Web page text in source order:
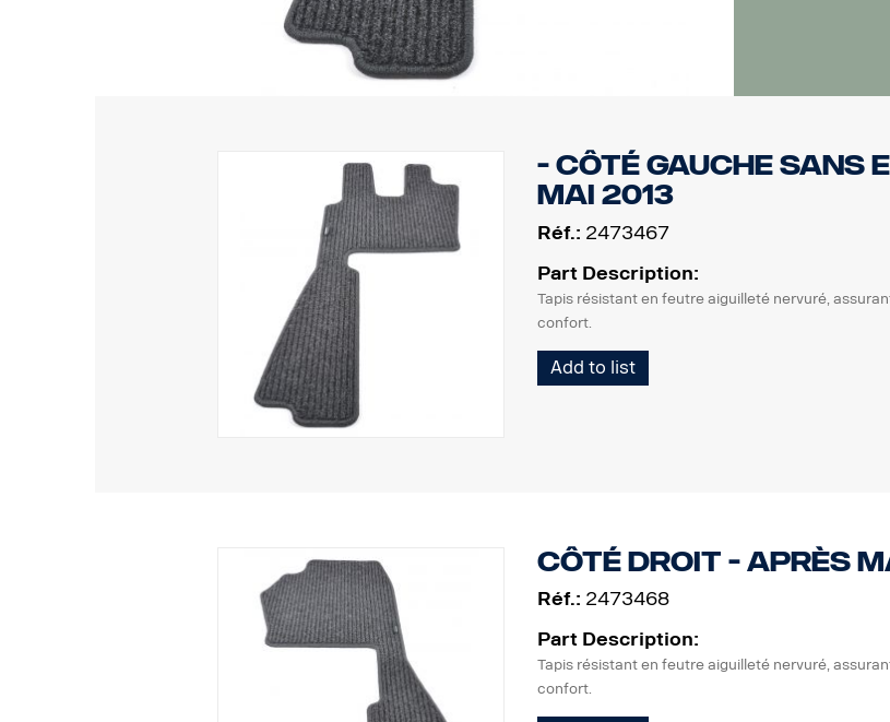
- côté gauche sans
mai 2013
Réf.: 2473467
Part Description:
Tapis résistant en feutre aiguilleté nervuré,
confort.
Add to list
côté droit - après
Réf.: 2473468
Part Description:
Tapis résistant en feutre aiguilleté nervuré,
confort.